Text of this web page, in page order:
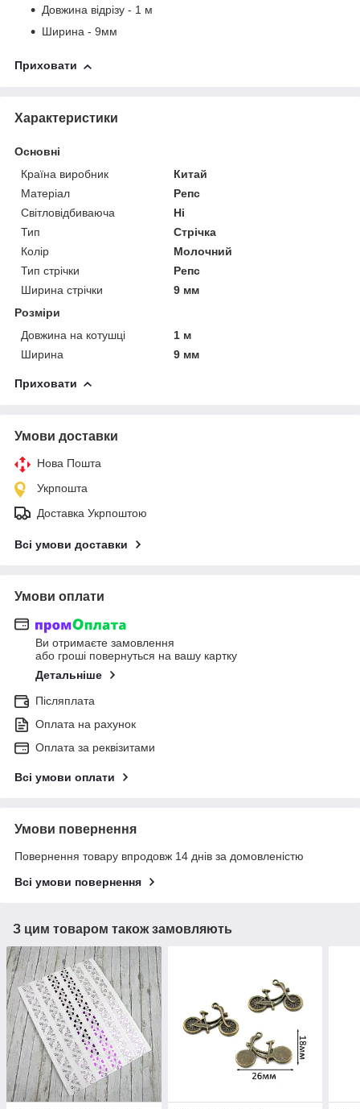
Довжина відрізу - 1 м
Ширина - 9мм
Приховати
Характеристики
Основні
Країна виробник
Китай
Матеріал
Репс
Світловідбиваюча
Ні
Тип
Стрічка
Колір
Молочний
Тип стрічки
Репс
Ширина стрічки
9 мм
Розміри
Довжина на котушці
1 м
Ширина
9 мм
Приховати
Умови доставки
Нова Пошта
Укрпошта
Доставка Укрпоштою
Всі умови доставки
Умови оплати
Ви отримаєте замовлення
або гроші повернуться на вашу картку
Детальніше
Післяплата
Оплата на рахунок
Оплата за реквізитами
Всі умови оплати
Умови повернення
Повернення товару впродовж 14 днів за домовленістю
Всі умови повернення
З цим товаром також замовляють